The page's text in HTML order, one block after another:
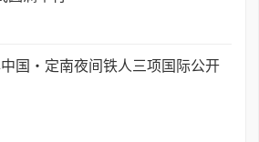
国・定南夜间铁人三项国际公开